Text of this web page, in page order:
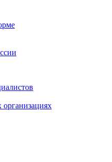
организациях